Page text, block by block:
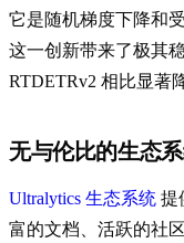
它是随机梯度下降和
这一创新带来了极其
RTDETRv2 相比显著
无与伦比的生态
Ultralytics 生态系统 提
富的文档、活跃的社